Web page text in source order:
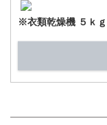
※衣類乾燥機 ５ｋ